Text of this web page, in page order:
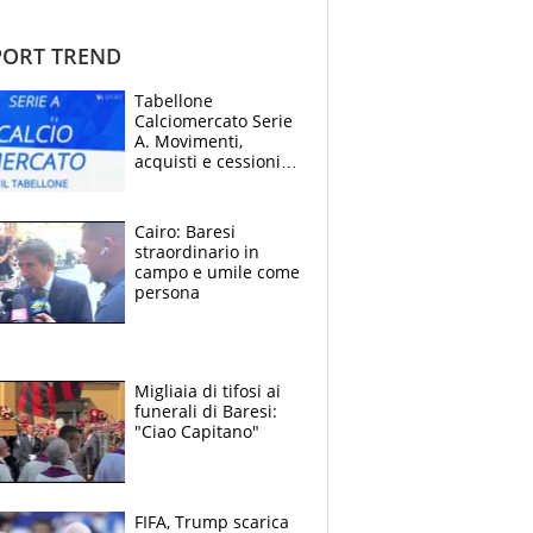
TREND
Tabellone
Calciomercato Serie
A. Movimenti,
acquisti e cessioni:
Cairo: Baresi
straordinario in
campo e umile come
persona
Migliaia di tifosi ai
funerali di Baresi:
"Ciao Capitano"
FIFA, Trump scarica